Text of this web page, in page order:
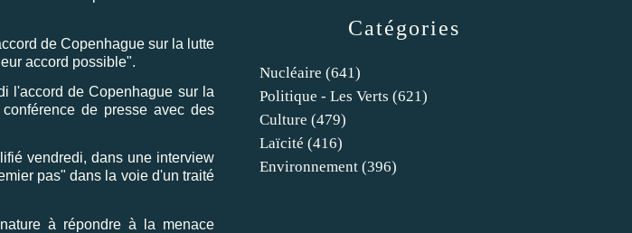
de Copenhague sur la lutte
accord possible".
l'accord de Copenhague sur la
de presse avec des
vendredi, dans une interview
pas" dans la voie d'un traité
à répondre à la menace
Catégories
Nucléaire (641)
Politique - Les Verts (621)
Culture (479)
Laïcité (416)
Environnement (396)